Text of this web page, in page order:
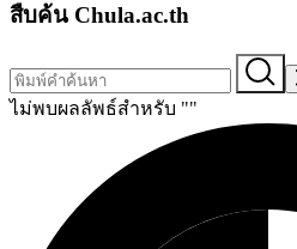
สืบค้น Chula.ac.th
ไม่พบผลลัพธ์สำหรับ ""